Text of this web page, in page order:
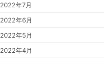
2022年7月
2022年6月
2022年5月
2022年4月